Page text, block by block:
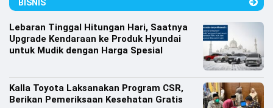
Olahraga
Bola
BISNIS
Lebaran Tinggal Hitungan Hari, Saatnya
Upgrade Kendaraan ke Produk Hyundai
untuk Mudik dengan Harga Spesial
Kalla Toyota Laksanakan Program CSR,
Berikan Pemeriksaan Kesehatan Gratis